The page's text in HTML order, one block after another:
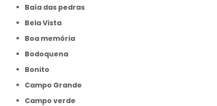
Baía das pedras
Bela Vista
Boa memória
Bodoquena
Bonito
Campo Grande
Campo verde